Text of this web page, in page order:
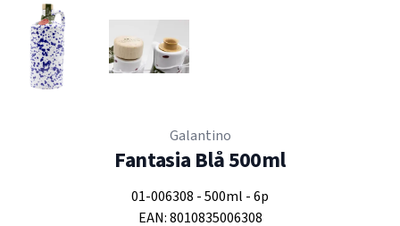
Galantino
Fantasia Blå 500ml
01-006308 -500ml -6p
EAN:8010835006308